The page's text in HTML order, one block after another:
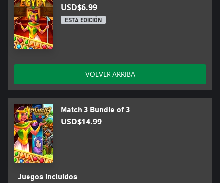
USD$6.99
ESTA EDICIÓN
VOLVER ARRIBA
Match 3 Bundle of 3
USD$14.99
Juegos incluidos